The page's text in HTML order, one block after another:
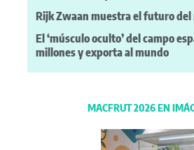
Rijk Zwaan muestra el futuro del
El ‘músculo oculto’ del campo
millones y exporta al mundo
MACFRUT 2026 EN